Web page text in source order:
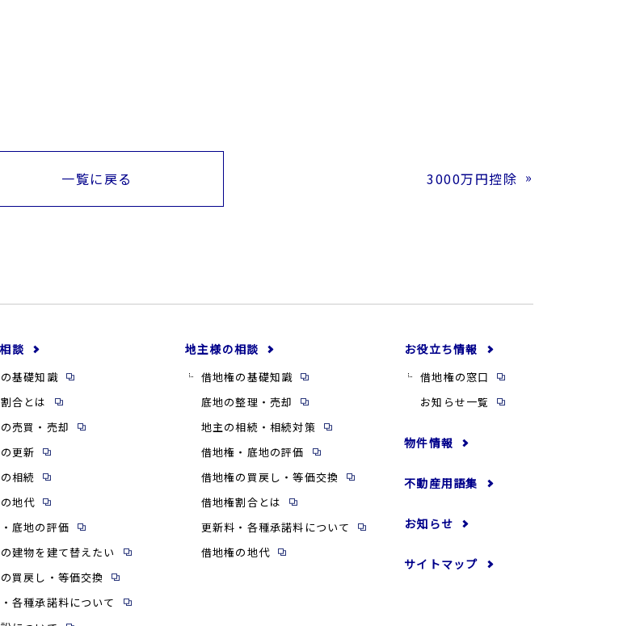
一覧に戻る 3000万円控除
談
基礎知識
合とは
売買・売却
更新
相続
地代
底地の評価
建物を建て替えたい
買戻し・等価交換
各種承諾料について
地主様の相談
借地権の基礎知識
底地の整理・売却
地主の相続・相続対策
借地権・底地の評価
借地権の買戻し・等価交換
借地権割合とは
更新料・各種承諾料について
借地権の地代
お役立ち情報
借地権の窓口
お知らせ一覧
物件情報
不動産用語集
お知らせ
サイトマップ